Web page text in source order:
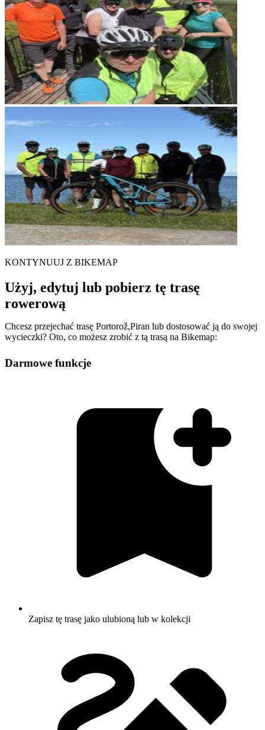
KONTYNUUJ Z BIKEMAP
Użyj, edytuj lub pobierz tę trasę
rowerową
Chcesz przejechać trasę Portorož,Piran lub dostosować ją do swojej
wycieczki? Oto, co możesz zrobić z tą trasą na Bikemap:
Darmowe funkcje
Zapisz tę trasę jako ulubioną lub w kolekcji